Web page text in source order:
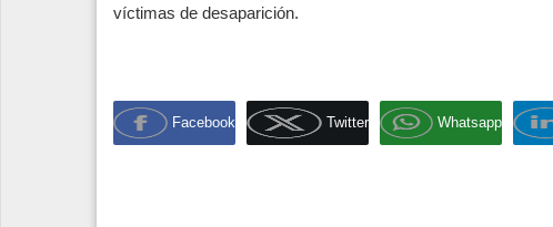
víctimas de desaparición.
Facebook Twitter Whatsapp